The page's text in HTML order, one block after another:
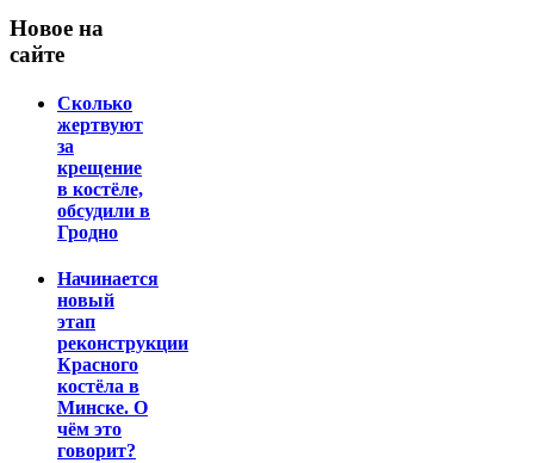
Новое на
сайте
Сколько
жертвуют
за
крещение
в костёле,
обсудили в
Гродно
Начинается
новый
этап
реконструкции
Красного
костёла в
Минске. О
чём это
говорит?